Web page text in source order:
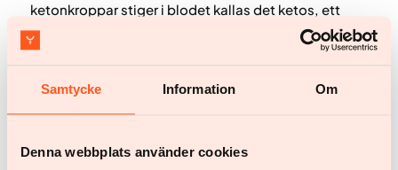
Samtycke Information Om
Denna webbplats använder cookies
ketonkroppar stiger i blodet kallas det ketos, ett
naturligt tillstånd som kroppen kan hamna i vid till
exempel fasta eller mycket lågt intag av kolhydrater.
Men när är ketos farligt, och vilka risker finns det
med ketogen diet? I den här artikeln går vi igenom